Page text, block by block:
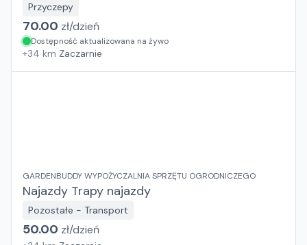
Przyczepy
70.00 zł/dzień
Dostępność aktualizowana na żywo
+34 km Zaczarnie
GARDENBUDDY WYPOŻYCZALNIA SPRZĘTU OGRODNICZEGO
Najazdy Trapy najazdy
Pozostałe - Transport
50.00 zł/dzień